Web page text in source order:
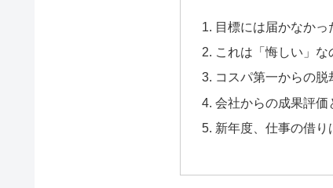
目標には届かなかっ
これは「悔しい」な
コスパ第一からの脱
会社からの成果評価
新年度、仕事の借り